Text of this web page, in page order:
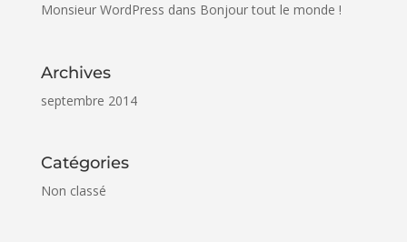
Monsieur WordPress dans Bonjour tout le monde !
Archives
septembre 2014
Catégories
Non classé